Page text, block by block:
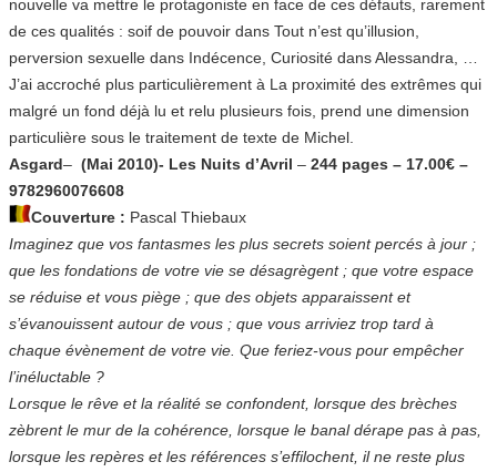
nouvelle va mettre le protagoniste en face de ces défauts, rarement
de ces qualités : soif de pouvoir dans Tout n’est qu’illusion,
perversion sexuelle dans Indécence, Curiosité dans Alessandra, …
J’ai accroché plus particulièrement à La proximité des extrêmes qui
malgré un fond déjà lu et relu plusieurs fois, prend une dimension
particulière sous le traitement de texte de Michel.
Asgard– (Mai 2010)- Les Nuits d’Avril – 244 pages – 17.00€ –
9782960076608
Couverture : Pascal Thiebaux
Imaginez que vos fantasmes les plus secrets soient percés à jour ;
que les fondations de votre vie se désagrègent ; que votre espace
se réduise et vous piège ; que des objets apparaissent et
s’évanouissent autour de vous ; que vous arriviez trop tard à
chaque évènement de votre vie. Que feriez-vous pour empêcher
l’inéluctable ?
Lorsque le rêve et la réalité se confondent, lorsque des brèches
zèbrent le mur de la cohérence, lorsque le banal dérape pas à pas,
lorsque les repères et les références s’effilochent, il ne reste plus